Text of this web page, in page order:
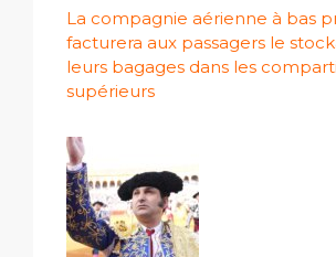
La compagnie aérienne à bas
facturera aux passagers le
leurs bagages dans les
supérieurs